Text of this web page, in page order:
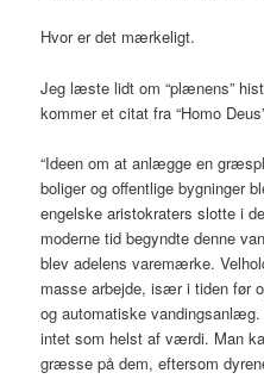
Hvor er det mærkeligt.
Jeg læste lidt om “plænens”
kommer et citat fra “Homo
“Ideen om at anlægge en
boliger og offentlige bygninger
engelske aristokraters slotte i
moderne tid begyndte denne
blev adelens varemærke.
masse arbejde, især i tiden før
og automatiske
intet som helst af værdi. Man
græsse på dem, eftersom